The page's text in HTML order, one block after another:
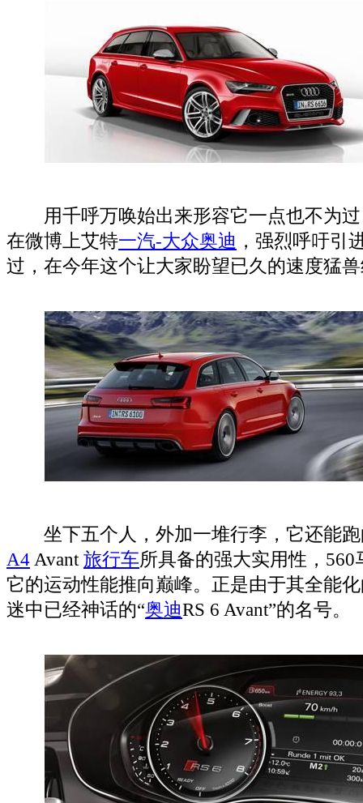
用千呼万唤始出来形容它一点也不为过
在微博上艾特一汽-大众奥迪 ，强烈呼吁引
过，在今年这个让大家盼望已久的速度猛
坐下五个人，外加一堆行李，它还能跑
A4 Avant 旅行车所具备的强大实用性，560
它的运动性能推向巅峰。正是由于其全能
迷中已经神话的“奥迪RS 6 Avant”的名号。